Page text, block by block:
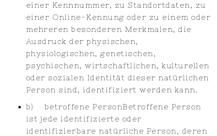
einer Kennnummer, zu Standortdaten, zu
einer Online-Kennung oder zu einem oder
mehreren besonderen Merkmalen, die
Ausdruck der physischen,
physiologischen, genetischen,
psychischen, wirtschaftlichen, kulturellen
oder sozialen Identität dieser natürlichen
Person sind, identifiziert werden kann.
b) betroffene PersonBetroffene Person
ist jede identifizierte oder
identifizierbare natürliche Person, deren